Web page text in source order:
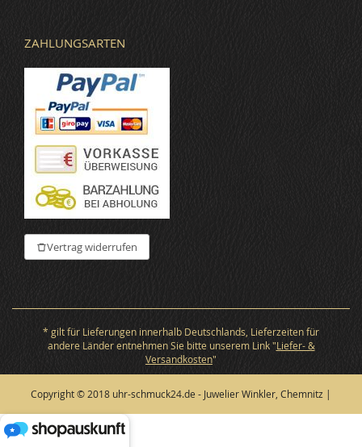
ZAHLUNGSARTEN
Vertrag widerrufen
* gilt für Lieferungen innerhalb Deutschlands, Lieferzeiten für
andere Länder entnehmen Sie bitte unserem Link "Liefer- &
Versandkosten"
Copyright © 2018 uhr-schmuck24.de - Juwelier Winkler, Chemnitz |